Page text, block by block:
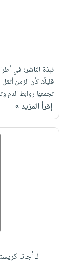
نبذة الناشر: في
قليلًا، كأن الزمن
تجمعها روابط الدم
إقرأ المزيد »
لـ أجاثا